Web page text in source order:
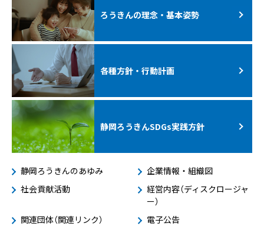
ろうきんの理念・基本姿勢
各種方針・行動計画
静岡ろうきんSDGs実践方針
静岡ろうきんのあゆみ
企業情報・組織図
社会貢献活動
経営内容（ディスクロージャ
ー）
関連団体（関連リンク）
電子公告